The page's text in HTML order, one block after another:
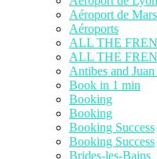
Aéroport de
Aéroports
ALL THE
ALL THE
Antibes and
Book in 1 min
Booking
Booking
Booking Success
Booking Success
Brides-les-Bains